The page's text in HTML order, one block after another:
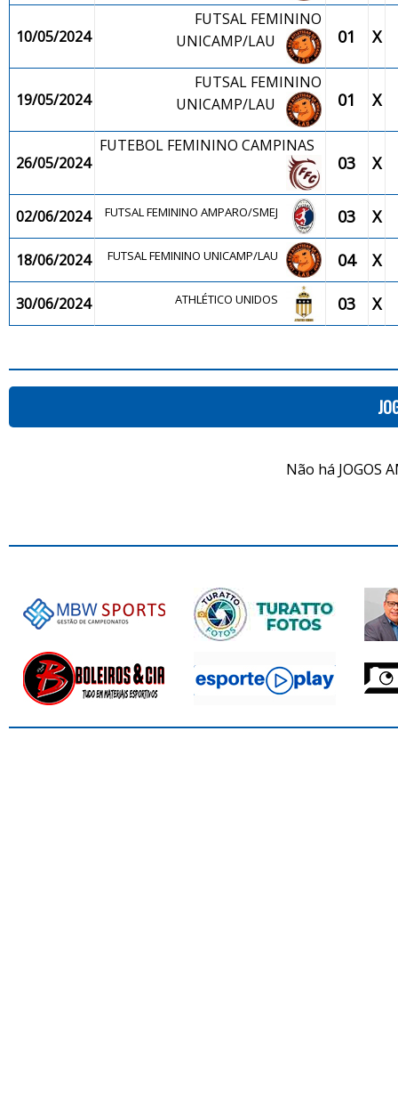
10/05/2024
FUTSAL FEMININO
UNICAMP/LAU
01 X
19/05/2024
FUTSAL FEMININO
UNICAMP/LAU
01 X
26/05/2024
FUTEBOL FEMININO CAMPINAS
03 X
02/06/2024 FUTSAL FEMININO AMPARO/SMEJ 03 X
18/06/2024 FUTSAL FEMININO UNICAMP/LAU 04 X
30/06/2024 ATHLÉTICO UNIDOS 03 X
Não há JOGOS